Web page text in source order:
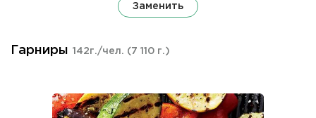
Заменить
Гарниры 142г./чел. (7 110 г.)